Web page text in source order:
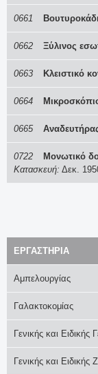
0661
0662 Ξύλινος
0663 Κλειστικό
0664
0665
0722
Μονωτικό
Κατασκευή: Δεκ.
EΡΓΑΣΤΗΡΙΑ
Αμπελουργίας
Γαλακτοκομίας
Γενικής και Ειδικής
Γενικής και Ειδικής